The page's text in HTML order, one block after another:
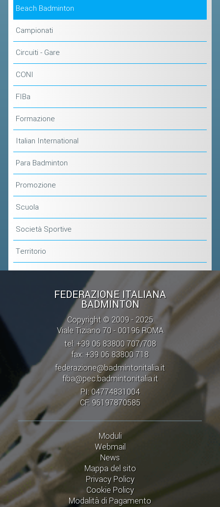
Beach Badminton
Campionati
Circuiti - Gare
CONI
FIBa
Formazione
Italian International
Para Badminton
Promozione
Scuola
Società Sportive
Territorio
FEDERAZIONE ITALIANA
BADMINTON
Copyright © 2009 - 2025
Viale Tiziano 70 - 00196 ROMA
tel: +39 06 83800 707/708
fax: +39 06 83800 718
federazione@badmintonitalia.it
fiba@pec.badmintonitalia.it
PI: 04774831004
CF: 96197870585
Moduli
Webmail
News
Mappa del sito
Privacy Policy
Cookie Policy
Modalità di Pagamento
CAMPIONATI A SQUADRE
MODULI
EVENTI SOSTENIBILI
TESSERAMENTO
REGOLAMENTI
STAFF TECNICO
CLASSIFICHE 2016-2023
ATLETI D'INTERESSE NAZIONALE
SCHEDE ATLETI
PROMOZIONE
NUOVI GIOCHI DELLA GIOVENTÙ
PROGETTO SHUTTLE TIME
TROFEO CONI
ENTI DI PROMOZIONE SPORTIVA
PROGETTI CONI
PROGETTI SPORT E SALUTE
FORMAZIONE